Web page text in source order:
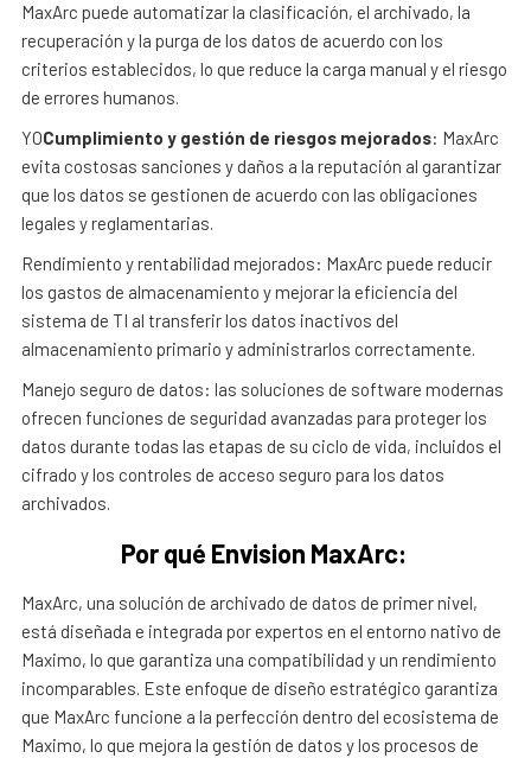
MaxArc puede automatizar la clasificación, el archivado, la
recuperación y la purga de los datos de acuerdo con los
criterios establecidos, lo que reduce la carga manual y el riesgo
de errores humanos.
YOCumplimiento y gestión de riesgos mejorados: MaxArc
evita costosas sanciones y daños a la reputación al garantizar
que los datos se gestionen de acuerdo con las obligaciones
legales y reglamentarias.
Rendimiento y rentabilidad mejorados: MaxArc puede reducir
los gastos de almacenamiento y mejorar la eficiencia del
sistema de TI al transferir los datos inactivos del
almacenamiento primario y administrarlos correctamente.
Manejo seguro de datos: las soluciones de software modernas
ofrecen funciones de seguridad avanzadas para proteger los
datos durante todas las etapas de su ciclo de vida, incluidos el
cifrado y los controles de acceso seguro para los datos
archivados.
Por qué Envision MaxArc:
MaxArc, una solución de archivado de datos de primer nivel,
está diseñada e integrada por expertos en el entorno nativo de
Maximo, lo que garantiza una compatibilidad y un rendimiento
incomparables. Este enfoque de diseño estratégico garantiza
que MaxArc funcione a la perfección dentro del ecosistema de
Maximo, lo que mejora la gestión de datos y los procesos de